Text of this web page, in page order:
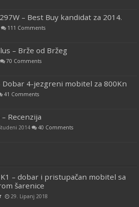
– Best Buy kandidat za 2014.
111 Comments
– Brže od Bržeg
70 Comments
Dobar 4-jezgreni mobitel za 800Kn
41 Comments
Recenzija
2014 40 Comments
K1 – dobar i pristupačan mobitel sa
šarenice
29. Lipanj 2018